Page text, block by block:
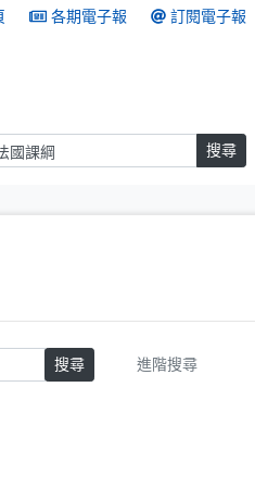
各期電子報 訂閱電子報
搜尋
搜尋 進階搜尋